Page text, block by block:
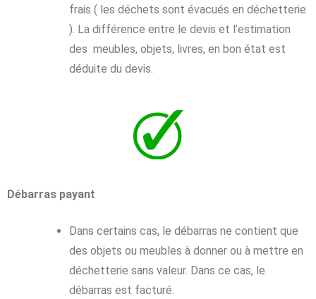
frais ( les déchets sont évacués en déchetterie
). La différence entre le devis et l’estimation
des meubles, objets, livres, en bon état est
déduite du devis.
Débarras payant
Dans certains cas, le débarras ne contient que
des objets ou meubles à donner ou à mettre en
déchetterie sans valeur. Dans ce cas, le
débarras est facturé.